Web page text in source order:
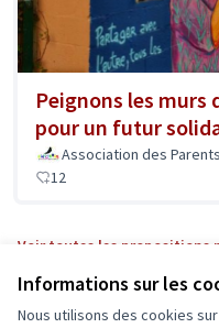
Informations sur les
Nous utilisons des cookies
Peignons les murs
pour un futur
Association des Parents
12
Voir toutes les propositions
Conditions d'utilisation